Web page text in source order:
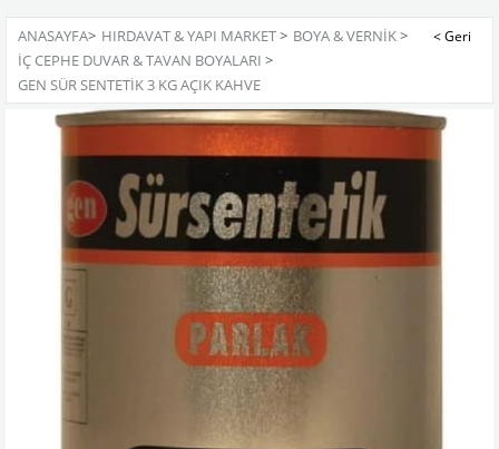
ANASAYFA> HIRDAVAT & YAPI MARKET> BOYA & VERNIK>
İÇ CEPHE DUVAR & TAVAN BOYALARI >
GEN SÜR SENTETIK 3 KG AÇIK KAHVE